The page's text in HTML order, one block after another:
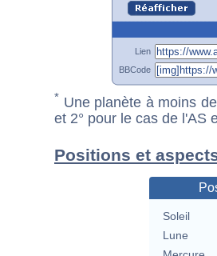
Lien
BBCode
* Une planète à moins
et 2° pour le cas de l'AS
Positions et
Soleil
Lune